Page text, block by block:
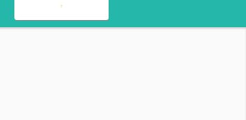
帰国生